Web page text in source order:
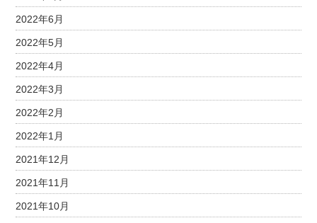
2022年6月
2022年5月
2022年4月
2022年3月
2022年2月
2022年1月
2021年12月
2021年11月
2021年10月